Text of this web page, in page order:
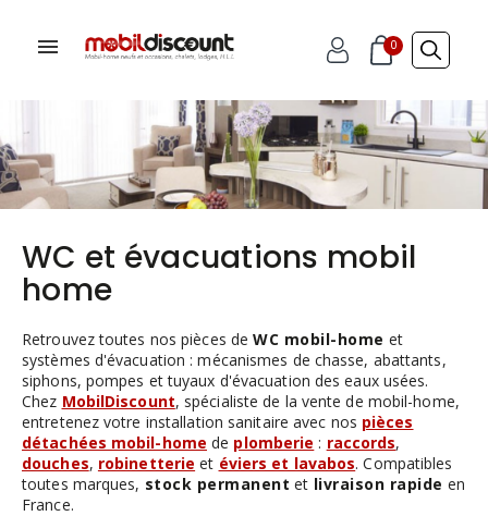
0
WC et évacuations mobil
home
Retrouvez toutes nos pièces deWC mobil-home et
systèmes d'évacuation : mécanismes de chasse, abattants,
siphons, pompes et tuyaux d'évacuation des eaux usées.
Chez MobilDiscount, spécialiste de la vente de mobil-home,
entretenez votre installation sanitaire avec nos pièces
détachées mobil-home de plomberie : raccords,
douches, robinetterie et éviers et lavabos. Compatibles
toutes marques, stock permanent et livraison rapide en
France.